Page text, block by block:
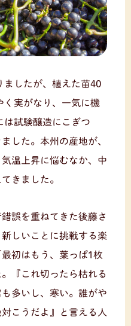
ましたが、植えた苗40
く実がなり、一気に機
は試験醸造にこぎつ
した。本州の産地が、
温上昇に悩むなか、中
きました。
誤を重ねてきた後藤さ
しいことに挑戦する楽
初はもう、葉っぱ1枚
『これ切ったら枯れる
多いし、寒い。誰がや
こうだよ』と言える人